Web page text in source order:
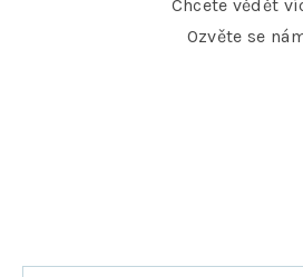
Chcete vědět
Ozvěte se